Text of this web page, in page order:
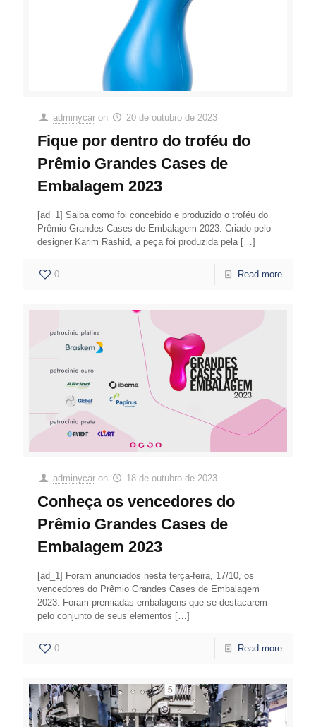
adminycar on 20 de outubro de 2023
Fique por dentro do troféu do
Prêmio Grandes Cases de
Embalagem 2023
[ad_1] Saiba como foi concebido e produzido o troféu do
Prêmio Grandes Cases de Embalagem 2023. Criado pelo
designer Karim Rashid, a peça foi produzida pela […]
0 Read more
adminycar on 18 de outubro de 2023
Conheça os vencedores do
Prêmio Grandes Cases de
Embalagem 2023
[ad_1] Foram anunciados nesta terça-feira, 17/10, os
vencedores do Prêmio Grandes Cases de Embalagem
2023. Foram premiadas embalagens que se destacarem
pelo conjunto de seus elementos […]
0 Read more